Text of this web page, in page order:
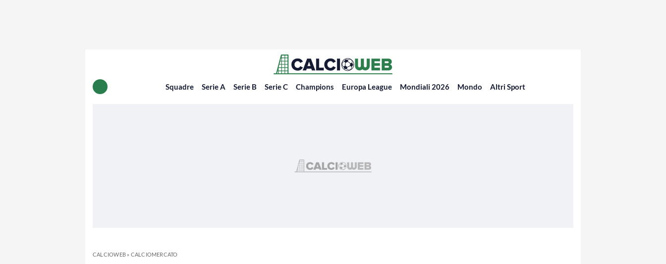
Squadre Serie A Serie B Serie C Champions Europa League Mondiali 2026 Mondo Altri Sport
CALCIOWEB» CALCIOMERCATO